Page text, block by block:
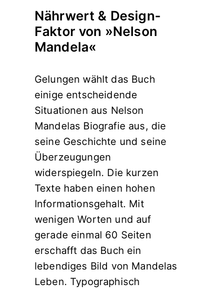
Nährwert & Design-
Faktor von »Nelson
Mandela«
Gelungen wählt das Buch
einige entscheidende
Situationen aus Nelson
Mandelas Biografie aus, die
seine Geschichte und seine
Überzeugungen
widerspiegeln. Die kurzen
Texte haben einen hohen
Informationsgehalt. Mit
wenigen Worten und auf
gerade einmal 60 Seiten
erschafft das Buch ein
lebendiges Bild von Mandelas
Leben. Typographisch